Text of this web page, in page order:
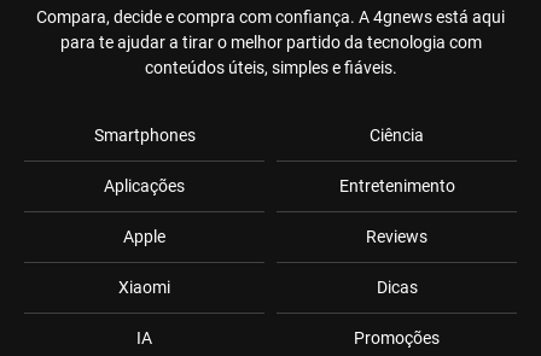
Compara, decide e compra com confiança. A 4gnews está aqui
para te ajudar a tirar o melhor partido da tecnologia com
conteúdos úteis, simples e fiáveis.
Smartphones
Aplicações
Apple
Xiaomi
IA
Ciência
Entretenimento
Reviews
Dicas
Promoções